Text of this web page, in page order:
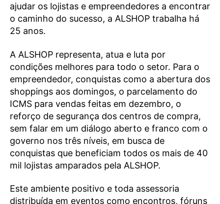
ajudar os lojistas e empreendedores a encontrar
o caminho do sucesso, a ALSHOP trabalha há
25 anos.
A ALSHOP representa, atua e luta por
condições melhores para todo o setor. Para o
empreendedor, conquistas como a abertura dos
shoppings aos domingos, o parcelamento do
ICMS para vendas feitas em dezembro, o
reforço de segurança dos centros de compra,
sem falar em um diálogo aberto e franco com o
governo nos três níveis, em busca de
conquistas que beneficiam todos os mais de 40
mil lojistas amparados pela ALSHOP.
Este ambiente positivo e toda assessoria
distribuída em eventos como encontros, fóruns